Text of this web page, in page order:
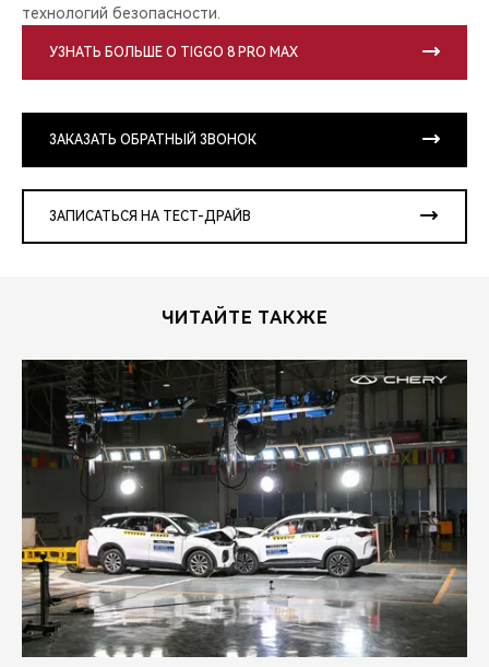
технологий безопасности.
УЗНАТЬ БОЛЬШЕ О TIGGO 8 PRO MAX
ЗАКАЗАТЬ ОБРАТНЫЙ ЗВОНОК
ЗАПИСАТЬСЯ НА ТЕСТ-ДРАЙВ
ЧИТАЙТЕ ТАКЖЕ